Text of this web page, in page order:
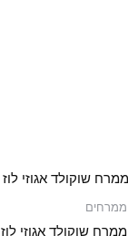
ממרחים
ממרח שוקולד אגוזי לוז